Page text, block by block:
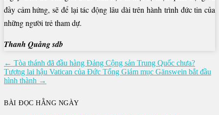
đầy cảm hứng, sẽ để lại tác động lâu dài trên hành trình đức tin của
những người trẻ tham dự.
Thanh Quảng sdb
Điều
hướng
bài
← Tòa thánh đã đầu hàng Đảng Cộng sản Trung Quốc chưa?
Tương lai hậu Vatican của Đức Tổng Giám mục Gänswein bắt đầu
hình thành →
BÀI ĐỌC HẰNG NGÀY